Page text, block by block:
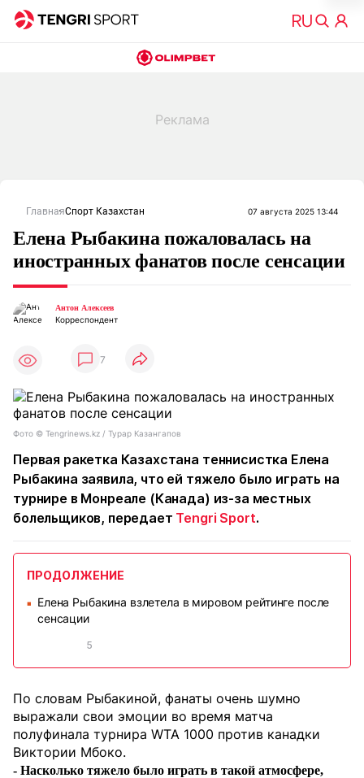
ГлавнаяСпорт Казахстан 07 августа 2025 13:44
Елена Рыбакина пожаловалась на
иностранных фанатов после сенсации
Антон Алексеев
Корреспондент
7
Фото ©️ Tengrinews.kz / Турар Казангапов
Первая ракетка Казахстана теннисистка Елена
Рыбакина заявила, что ей тяжело было играть на
турнире в Монреале (Канада) из-за местных
болельщиков, передает Tengri Sport.
ПРОДОЛЖЕНИЕ
■
Елена Рыбакина взлетела в мировом рейтинге после
сенсации
5
По словам Рыбакиной, фанаты очень шумно
выражали свои эмоции во время матча
полуфинала турнира WTA 1000 против канадки
Виктории Мбоко.
- Насколько тяжело было играть в такой атмосфере,